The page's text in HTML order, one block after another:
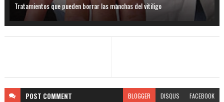
Tratamientos que pueden borrar las manchas del vitiligo
POST COMMENT BLOGGER DISQUS FACEBOOK